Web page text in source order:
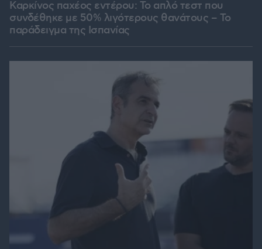
Καρκίνος παχέος εντέρου: Το απλό τεστ που
συνδέθηκε με 50% λιγότερους θανάτους – Το
παράδειγμα της Ισπανίας